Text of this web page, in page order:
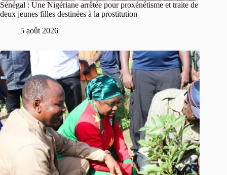
Sénégal : Une Nigériane arrêtée pour proxénétisme et traite de
deux jeunes filles destinées à la prostitution
5 août 2026